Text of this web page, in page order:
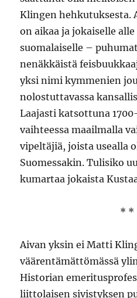
Klingen hehkutuksesta.
on aikaa ja jokaiselle
suomalaiselle –
nenäkkäistä
yksi nimi kymmenien
nolostuttavassa
Laajasti katsottuna
vaihteessa maailmalla
vipeltäjiä, joista usealla
Suomessakin. Tulisiko
kumartaa jokaista
* *
Aivan yksin ei Matti
väärentämättömässä
Historian
liittolaisen sivistyksen